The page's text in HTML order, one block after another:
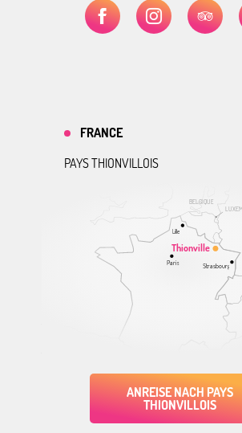
BELGIQUE
Thionville
Lille
Paris Strasbourg
FRANCE
PAYS THIONVILLOIS
ANREISE NACH PAYS
THIONVILLOIS